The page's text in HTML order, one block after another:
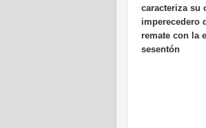
caracteriza su
imperecedero
remate con la
sesentón